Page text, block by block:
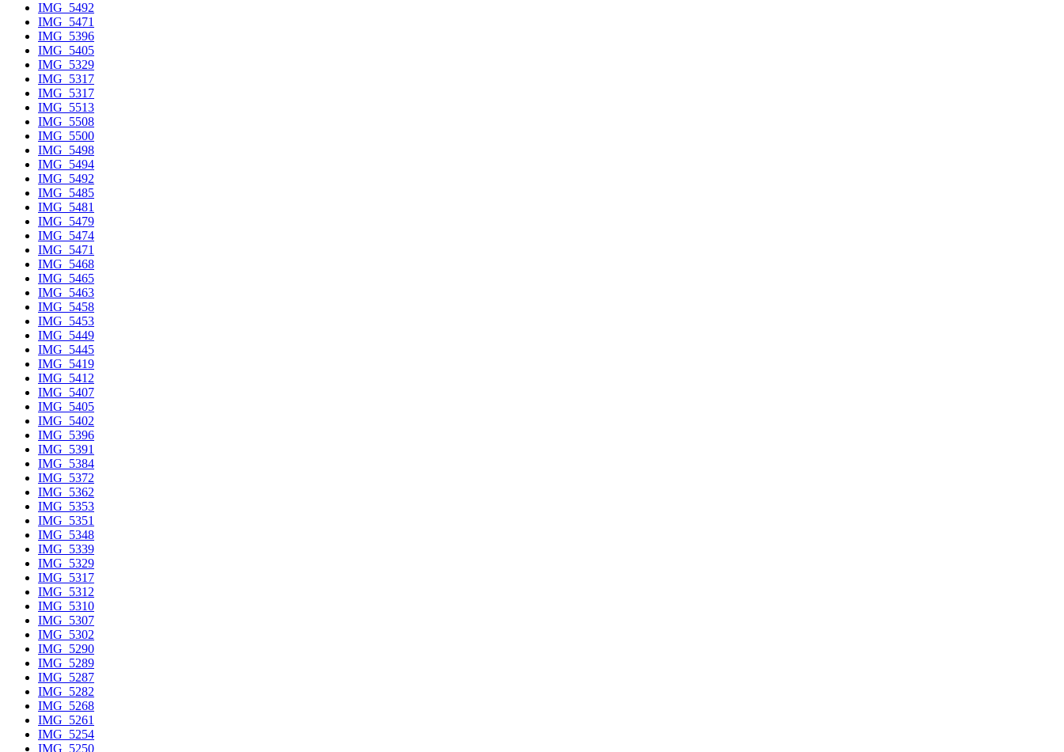
IMG_5492
IMG_5471
IMG_5396
IMG_5405
IMG_5329
IMG_5317
IMG_5317
IMG_5513
IMG_5508
IMG_5500
IMG_5498
IMG_5494
IMG_5492
IMG_5485
IMG_5481
IMG_5479
IMG_5474
IMG_5471
IMG_5468
IMG_5465
IMG_5463
IMG_5458
IMG_5453
IMG_5449
IMG_5445
IMG_5419
IMG_5412
IMG_5407
IMG_5405
IMG_5402
IMG_5396
IMG_5391
IMG_5384
IMG_5372
IMG_5362
IMG_5353
IMG_5351
IMG_5348
IMG_5339
IMG_5329
IMG_5317
IMG_5312
IMG_5310
IMG_5307
IMG_5302
IMG_5290
IMG_5289
IMG_5287
IMG_5282
IMG_5268
IMG_5261
IMG_5254
IMG_5250